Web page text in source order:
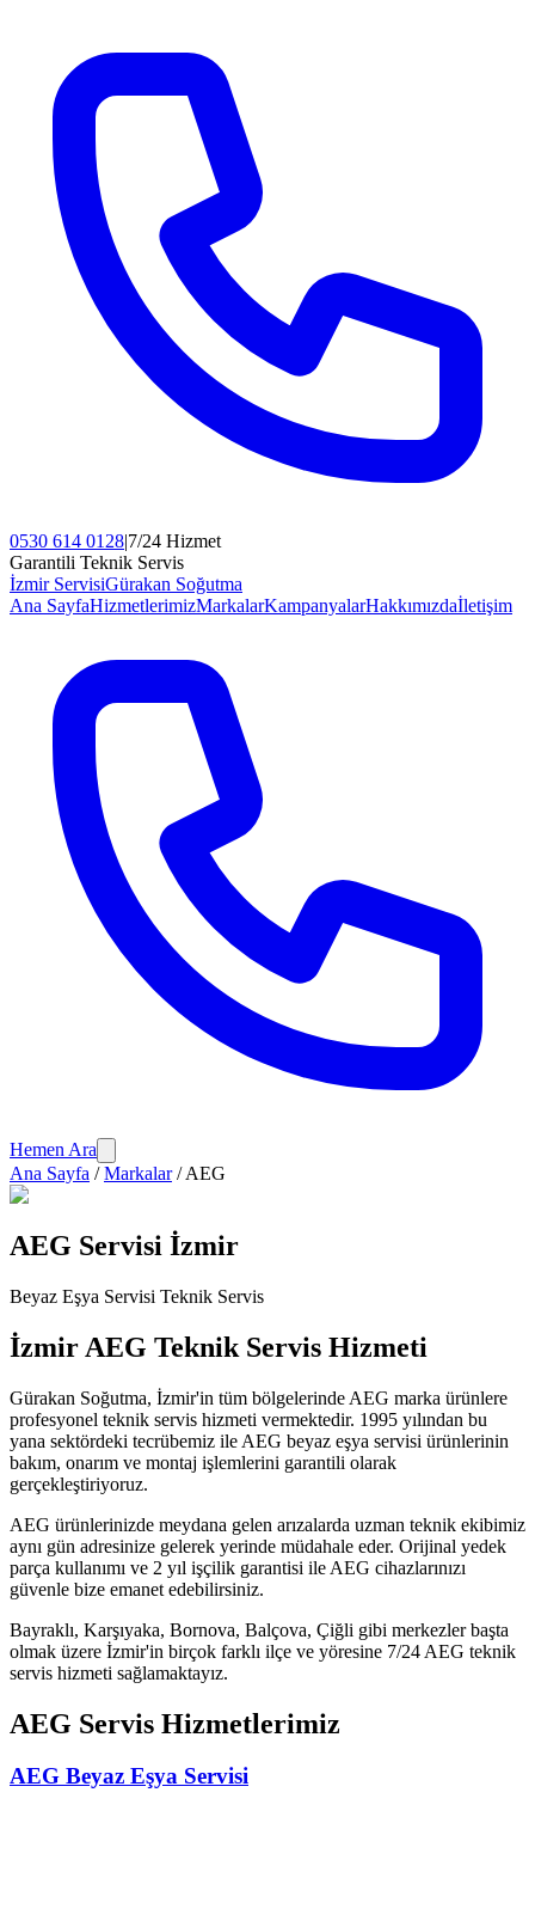
0530 614 0128|7/24 Hizmet
Garantili Teknik Servis
İzmir ServisiGürakan Soğutma
Ana SayfaHizmetlerimizMarkalarKampanyalarHakkımızdaİletişim
Hemen Ara
Ana Sayfa /Markalar/AEG
AEG Servisi İzmir
Beyaz Eşya Servisi Teknik Servis
İzmir AEG Teknik Servis Hizmeti
Gürakan Soğutma, İzmir'in tüm bölgelerinde AEG marka ürünlere
profesyonel teknik servis hizmeti vermektedir. 1995 yılından bu
yana sektördeki tecrübemiz ile AEG beyaz eşya servisi ürünlerinin
bakım, onarım ve montaj işlemlerini garantili olarak
gerçekleştiriyoruz.
AEG ürünlerinizde meydana gelen arızalarda uzman teknik ekibimiz
aynı gün adresinize gelerek yerinde müdahale eder. Orijinal yedek
parça kullanımı ve 2 yıl işçilik garantisi ile AEG cihazlarınızı
güvenle bize emanet edebilirsiniz.
Bayraklı, Karşıyaka, Bornova, Balçova, Çiğli gibi merkezler başta
olmak üzere İzmir'in birçok farklı ilçe ve yöresine 7/24 AEG teknik
servis hizmeti sağlamaktayız.
AEG Servis Hizmetlerimiz
AEG Beyaz Eşya Servisi